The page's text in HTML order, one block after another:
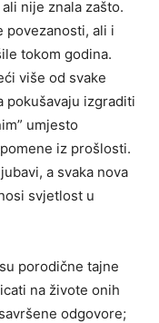
nije znala zašto.
povezanosti, ali i
tokom godina.
više od svake
pokušavaju izgraditi
umjesto
iz prošlosti.
a svaka nova
svjetlost u
porodične tajne
na živote onih
odgovore;